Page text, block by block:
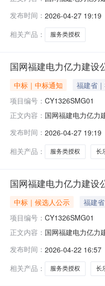
CY1326SMB01-
发布时间： 2026-04-27 19:19
相关产品：
服务类授权
国网福建电力亿力建设
中标｜中标通知 福建省
项目编号： CY1326SMG01
正文内容： 国网福建电力亿力
号项目单位成交人
发布时间： 2026-04-27 19:19
相关产品：
服务类授权 长
国网福建电力亿力建设
中标｜候选人公示 福建
项目编号： CY1326SMG01
正文内容： 国网福建电力亿力
发布时间： 2026-04-22 16:57
相关产品：
服务类授权 长